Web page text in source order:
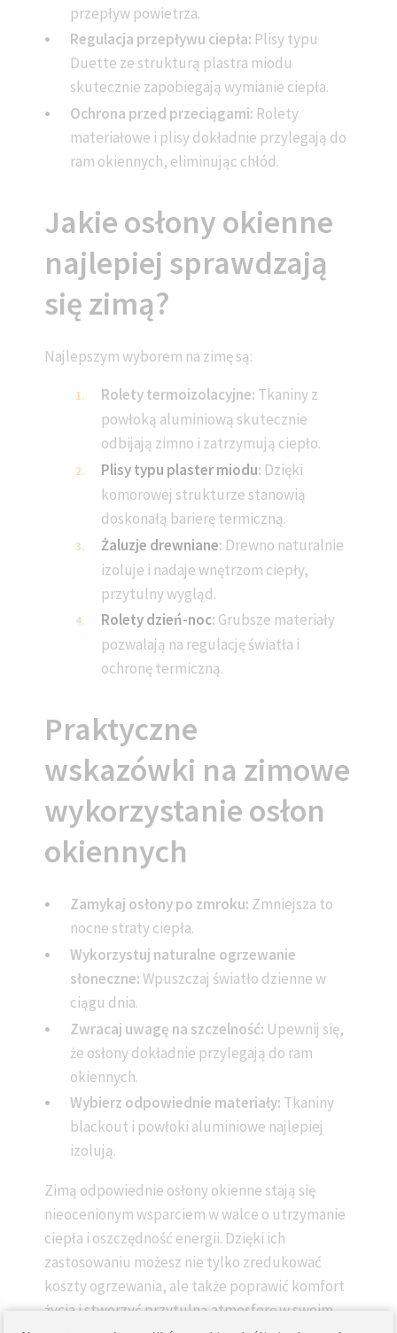
przepływ powietrza.
Regulacja przepływu ciepła: Plisy typu
Duette ze strukturą plastra miodu
skutecznie zapobiegają wymianie ciepła.
Ochrona przed przeciągami: Rolety
materiałowe i plisy dokładnie przylegają do
ram okiennych, eliminując chłód.
Jakie osłony okienne
najlepiej sprawdzają
się zimą?
Najlepszym wyborem na zimę są:
Rolety termoizolacyjne: Tkaniny z
powłoką aluminiową skutecznie
odbijają zimno i zatrzymują ciepło.
Plisy typu plaster miodu: Dzięki
komorowej strukturze stanowią
doskonałą barierę termiczną.
Żaluzje drewniane: Drewno naturalnie
izoluje i nadaje wnętrzom ciepły,
przytulny wygląd.
Rolety dzień-noc: Grubsze materiały
pozwalają na regulację światła i
ochronę termiczną.
Praktyczne
wskazówki na zimowe
wykorzystanie osłon
okiennych
Zamykaj osłony po zmroku: Zmniejsza to
nocne straty ciepła.
Wykorzystuj naturalne ogrzewanie
słoneczne:Wpuszczaj światło dzienne w
ciągu dnia.
Zwracaj uwagę na szczelność: Upewnij się,
że osłony dokładnie przylegają do ram
okiennych.
Wybierz odpowiednie materiały: Tkaniny
blackout i powłoki aluminiowe najlepiej
izolują.
Zimą odpowiednie osłony okienne stają się
nieocenionym wsparciem w walce o utrzymanie
ciepła i oszczędność energii. Dzięki ich
zastosowaniu możesz nie tylko zredukować
koszty ogrzewania, ale także poprawić komfort
życia i stworzyć przytulną atmosferę w swoim